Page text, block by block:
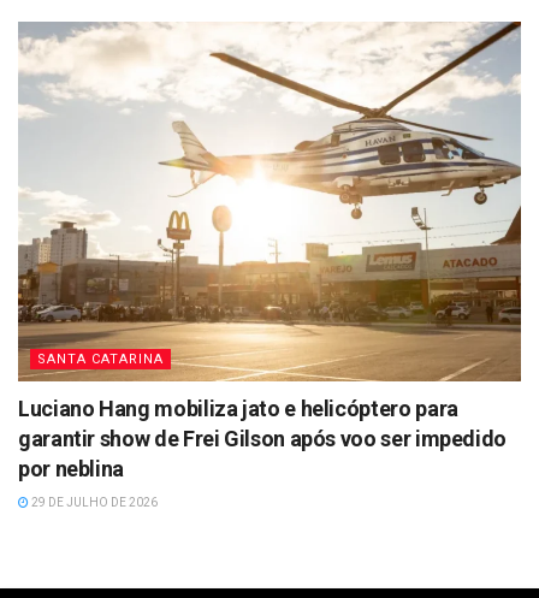
SANTA CATARINA
Luciano Hang mobiliza jato e helicóptero para
garantir show de Frei Gilson após voo ser impedido
por neblina
29 DE JULHO DE 2026